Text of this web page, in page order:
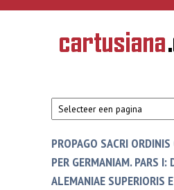
Overslaan en naar de inhoud gaan
Geschiedenis
van de
PROPAGO SACRI
PER GERMANIAM. PARS I:
ALEMANIAE SUPERIORIS